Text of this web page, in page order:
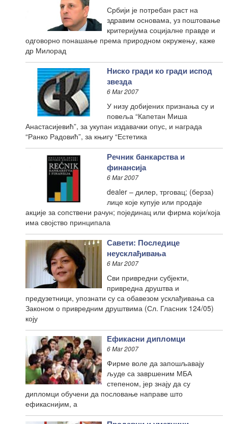
Србији је потребан раст на
здравим основама, уз поштовање
критеријума социјалне правде и
одговорно понашање према природном окружењу, каже
др Милорад
Ниско гради ко гради испод
звезда
6 Mar 2007
У низу добијених признања су и
повеља “Капетан Миша
Анастасијевић”, за укупан издавачки опус, и награда
“Ранко Радовић”, за књигу “Естетика
Речник банкарства и
финансија
6 Mar 2007
dealer – дилер, трговац; (берза)
лице које купује или продаје
акције за сопствени рачун; појединац или фирма који/која
има својство принципала
Савети: Последице
неусклађивања
6 Mar 2007
Сви привредни субјекти,
привредна друштва и
предузетници, упознати су са обавезом усклађивања са
Законом о привредним друштвима (Сл. Гласник 124/05)
коју
Ефикасни дипломци
6 Mar 2007
Фирме воле да запошљавају
људе са завршеним МБА
степеном, јер знају да су
дипломци обучени да пословање направе што
ефикаснијим, а